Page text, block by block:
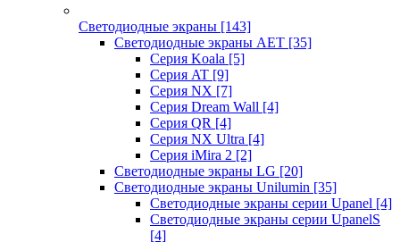
Светодиодные экраны [143]
Светодиодные экраны AET [35]
Cерия Koala [5]
Серия AT [9]
Серия NX [7]
Серия Dream Wall [4]
Серия QR [4]
Серия NX Ultra [4]
Серия iMira 2 [2]
Светодиодные экраны LG [20]
Светодиодные экраны Unilumin [35]
Светодиодные экраны серии Upanel [4]
Светодиодные экраны серии UpanelS
[4]